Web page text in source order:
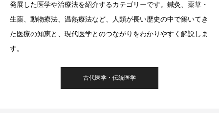
発展した医学や治療法を紹介するカテゴリーです。鍼灸、薬草・
生薬、動物療法、温熱療法など、人類が長い歴史の中で築いてき
た医療の知恵と、現代医学とのつながりをわかりやすく解説しま
す。
古代医学・伝統医学